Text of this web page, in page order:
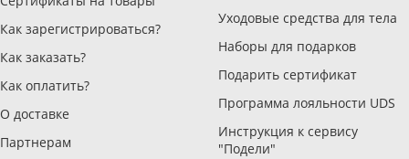
Как зарегистрироваться?
Как заказать?
Как оплатить?
О доставке
Партнерам
Уходовые средства для тела
Наборы для подарков
Подарить сертификат
Программа лояльности UDS
Инструкция к сервису
"Подели"